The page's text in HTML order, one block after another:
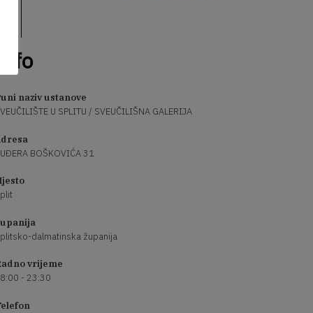
Info
naziv ustanove
U SPLITU / SVEUČILIŠNA GALERIJA
BOŠKOVIĆA 31
dalmatinska županija
vrijeme
- 23:30